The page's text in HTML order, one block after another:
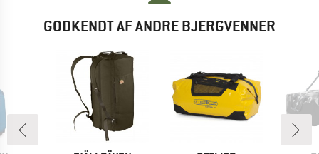
GODKENDT AF ANDRE BJERGVENNER